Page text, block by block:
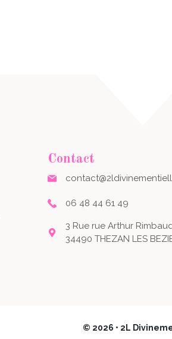
Contact
06 48 44 61 49
3 Rue rue Arthur
34490 THEZAN LES
© 2026 • 2L